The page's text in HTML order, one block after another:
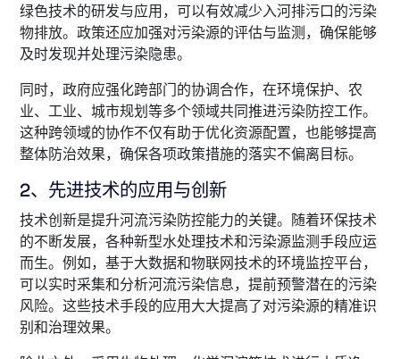
绿色技术的研发与应用，可以有效减少入河排污口的污染
物排放。政策还应加强对污染源的评估与监测，确保能够
及时发现并处理污染隐患。
同时，政府应强化跨部门的协调合作，在环境保护、农
业、工业、城市规划等多个领域共同推进污染防控工作。
这种跨领域的协作不仅有助于优化资源配置，也能够提高
整体防治效果，确保各项政策措施的落实不偏离目标。
2、先进技术的应用与创新
技术创新是提升河流污染防控能力的关键。随着环保技术
的不断发展，各种新型水处理技术和污染源监测手段应运
而生。例如，基于大数据和物联网技术的环境监控平台，
可以实时采集和分析河流污染信息，提前预警潜在的污染
风险。这些技术手段的应用大大提高了对污染源的精准识
别和治理效果。